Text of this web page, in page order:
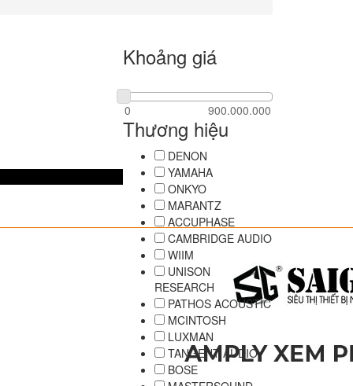
Khoảng giá
Thương hiệu
DENON
YAMAHA
ONKYO
MARANTZ
ACCUPHASE
CAMBRIDGE AUDIO
WIIM
UNISON
RESEARCH
PATHOS ACOUSTIC
MCINTOSH
LUXMAN
TANGENT AUDIO
BOSE